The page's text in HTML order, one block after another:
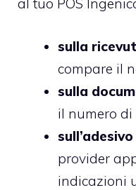
al tuo POS
sulla
compare il
sulla
il numero
provider
indicazioni